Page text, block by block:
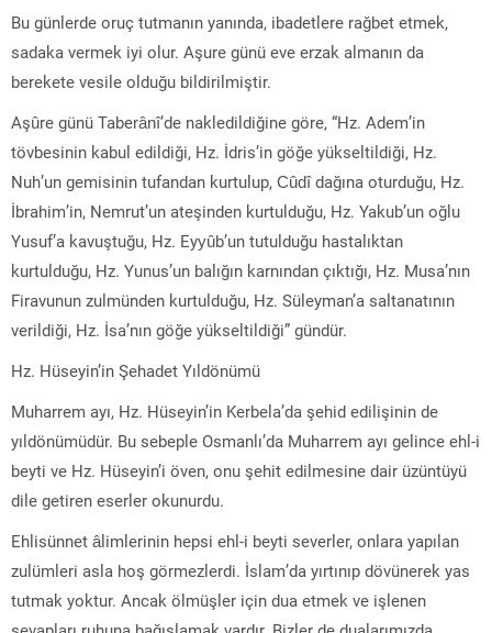
Bu günlerde oruç tutmanın yanında, ibadetlere rağbet etmek,
sadaka vermek iyi olur. Aşure günü eve erzak almanın da
berekete vesile olduğu bildirilmiştir.
Aşûre günü Taberânî’de nakledildiğine göre, “Hz. Adem’in
tövbesinin kabul edildiği, Hz. İdris’in göğe yükseltildiği, Hz.
Nuh’un gemisinin tufandan kurtulup, Cûdî dağına oturduğu, Hz.
İbrahim’in, Nemrut’un ateşinden kurtulduğu, Hz. Yakub’un oğlu
Yusuf’a kavuştuğu, Hz. Eyyûb’un tutulduğu hastalıktan
kurtulduğu, Hz. Yunus’un balığın karnından çıktığı, Hz. Musa’nın
Firavunun zulmünden kurtulduğu, Hz. Süleyman’a saltanatının
verildiği, Hz. İsa’nın göğe yükseltildiği” gündür.
Hz. Hüseyin’in Şehadet Yıldönümü
Muharrem ayı, Hz. Hüseyin’in Kerbela’da şehid edilişinin de
yıldönümüdür. Bu sebeple Osmanlı’da Muharrem ayı gelince ehl-i
beyti ve Hz. Hüseyin’i öven, onu şehit edilmesine dair üzüntüyü
dile getiren eserler okunurdu.
Ehlisünnet âlimlerinin hepsi ehl-i beyti severler, onlara yapılan
zulümleri asla hoş görmezlerdi. İslam’da yırtınıp dövünerek yas
tutmak yoktur. Ancak ölmüşler için dua etmek ve işlenen